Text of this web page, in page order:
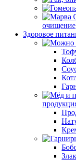
очищение
Здоровое